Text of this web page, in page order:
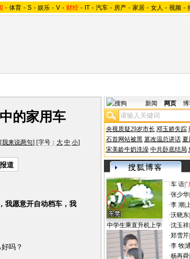
- 体育 - S - 娱乐 - V - 财经 - IT - 汽车 - 房产 - 家居 - 女人 - 视频 -
的家用车
[我来说两句] [字号： 大 中 小]
道
我愿意开自动档车，我
吗？
新闻 网页 博
央视质疑29岁市长 邓玉娇失踪
石首网站被黑 篡改温总讲话 夏
宋美龄牛奶洗澡 中共卧底结局
中学生乘直升机上学
·车 语|"
·张少华|
·李 潮
·沃晓东|
·沈玉祥|
·郑雪芹|
·李 牧|
·杨再舜|